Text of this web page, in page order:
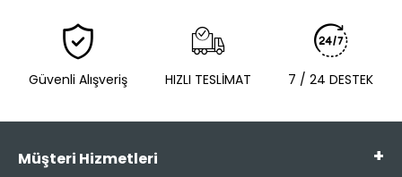
Güvenli Alışveriş HIZLI TESLİMAT 7 / 24 DESTEK
Müşteri Hizmetleri